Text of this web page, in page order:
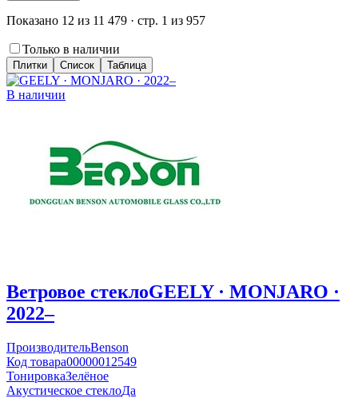
Показано 12 из 11 479 · стр. 1 из 957
Только в наличии
Плитки Список Таблица
В наличии
Ветровое стеклоGEELY · MONJARO ·
2022–
ПроизводительBenson
Код товара00000012549
ТонировкаЗелёное
Акустическое стеклоДа